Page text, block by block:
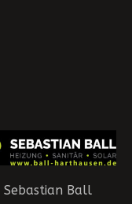
Sebastian Ball